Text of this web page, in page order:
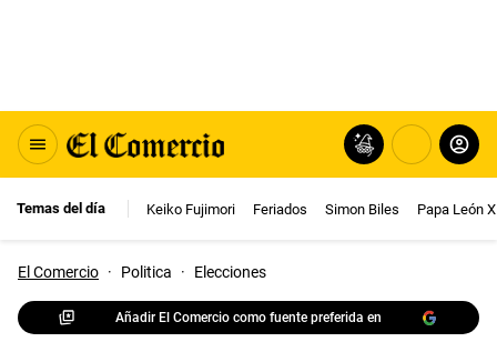
Temas del día Keiko Fujimori Feriados Simon Biles Papa León
El Comercio · Politica · Elecciones
Añadir El Comercio como fuente preferida en